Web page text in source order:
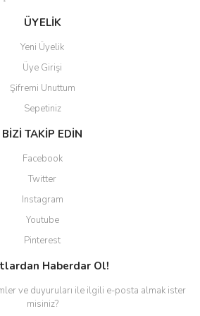
ÜYELİK
Yeni Üyelik
Üye Girişi
Şifremi Unuttum
Sepetiniz
BİZİ TAKİP EDİN
Facebook
Twitter
Instagram
Youtube
Pinterest
Haberdar Ol!
ve duyuruları ile ilgili e-posta almak ister
misiniz?